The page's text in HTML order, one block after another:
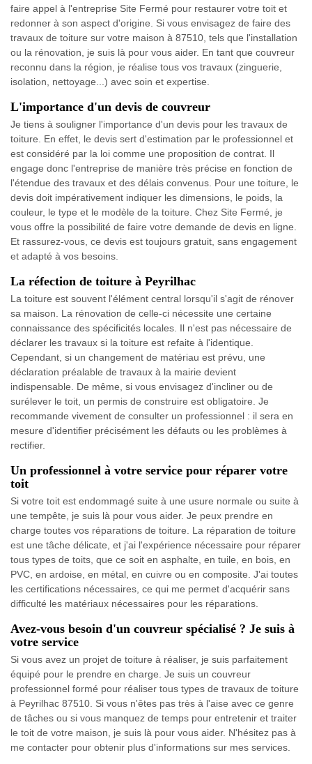
faire appel à l'entreprise Site Fermé pour restaurer votre toit et
redonner à son aspect d'origine. Si vous envisagez de faire des
travaux de toiture sur votre maison à 87510, tels que l'installation
ou la rénovation, je suis là pour vous aider. En tant que couvreur
reconnu dans la région, je réalise tous vos travaux (zinguerie,
isolation, nettoyage...) avec soin et expertise.
L'importance d'un devis de couvreur
Je tiens à souligner l'importance d'un devis pour les travaux de
toiture. En effet, le devis sert d'estimation par le professionnel et
est considéré par la loi comme une proposition de contrat. Il
engage donc l'entreprise de manière très précise en fonction de
l'étendue des travaux et des délais convenus. Pour une toiture, le
devis doit impérativement indiquer les dimensions, le poids, la
couleur, le type et le modèle de la toiture. Chez Site Fermé, je
vous offre la possibilité de faire votre demande de devis en ligne.
Et rassurez-vous, ce devis est toujours gratuit, sans engagement
et adapté à vos besoins.
La réfection de toiture à Peyrilhac
La toiture est souvent l'élément central lorsqu'il s'agit de rénover
sa maison. La rénovation de celle-ci nécessite une certaine
connaissance des spécificités locales. Il n'est pas nécessaire de
déclarer les travaux si la toiture est refaite à l'identique.
Cependant, si un changement de matériau est prévu, une
déclaration préalable de travaux à la mairie devient
indispensable. De même, si vous envisagez d'incliner ou de
surélever le toit, un permis de construire est obligatoire. Je
recommande vivement de consulter un professionnel : il sera en
mesure d'identifier précisément les défauts ou les problèmes à
rectifier.
Un professionnel à votre service pour réparer votre
toit
Si votre toit est endommagé suite à une usure normale ou suite à
une tempête, je suis là pour vous aider. Je peux prendre en
charge toutes vos réparations de toiture. La réparation de toiture
est une tâche délicate, et j'ai l'expérience nécessaire pour réparer
tous types de toits, que ce soit en asphalte, en tuile, en bois, en
PVC, en ardoise, en métal, en cuivre ou en composite. J'ai toutes
les certifications nécessaires, ce qui me permet d'acquérir sans
difficulté les matériaux nécessaires pour les réparations.
Avez-vous besoin d'un couvreur spécialisé ? Je suis à
votre service
Si vous avez un projet de toiture à réaliser, je suis parfaitement
équipé pour le prendre en charge. Je suis un couvreur
professionnel formé pour réaliser tous types de travaux de toiture
à Peyrilhac 87510. Si vous n'êtes pas très à l'aise avec ce genre
de tâches ou si vous manquez de temps pour entretenir et traiter
le toit de votre maison, je suis là pour vous aider. N'hésitez pas à
me contacter pour obtenir plus d'informations sur mes services.